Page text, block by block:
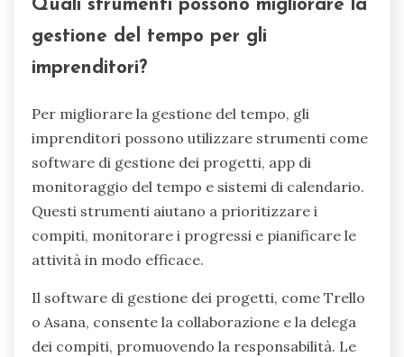
Quali strumenti possono migliorare la
gestione del tempo per gli
imprenditori?
Per migliorare la gestione del tempo, gli
imprenditori possono utilizzare strumenti come
software di gestione dei progetti, app di
monitoraggio del tempo e sistemi di calendario.
Questi strumenti aiutano a prioritizzare i
compiti, monitorare i progressi e pianificare le
attività in modo efficace.
Il software di gestione dei progetti, come Trello
o Asana, consente la collaborazione e la delega
dei compiti, promuovendo la responsabilità. Le